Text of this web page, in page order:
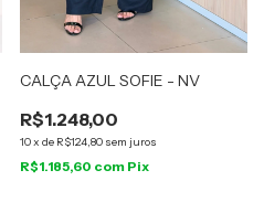
CALÇA AZUL SOFIE - NV
R$1.248,00
10x de R$124,80 sem juros
R$1.185,60 com Pix